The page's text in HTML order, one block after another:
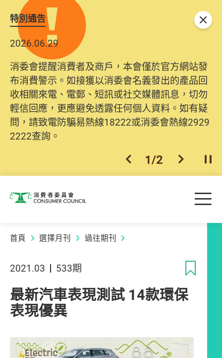
特別通告
2026.06.29
消委會提醒消費者及商戶，本會僅於官方網站發
布消費警示。如接獲以消委會名義發出的產品回
收相關來電、電郵、短訊或社交媒體訊息，切勿
輕信回應，更應避免透露任何個人資料。如有疑
問，請致電防騙易熱線18222或消委會熱線2929
2222查詢。
上一個
1/2 下一個開
關閉
消費者委員會 目
首頁 選擇月刊 過往期刊
2021.03 533期
最新汽車表現測試 14款環保
表現優異